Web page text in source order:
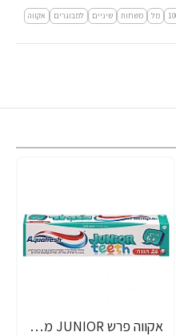
מל משחות שיניים למבוגרים
אקווה
אקווה פרש JUNIOR משחת שיניים לילדים +6 - 50 מ"ל